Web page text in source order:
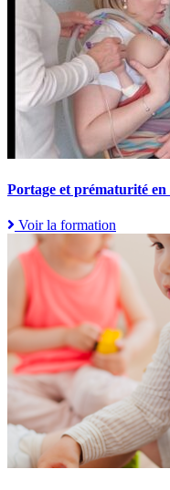
Portage et prématurité en
Voir la formation